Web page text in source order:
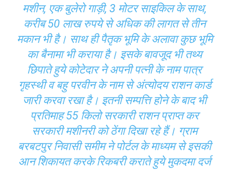
मशीन, एक बुलेरो गाड़ी, 3 मोटर साइकिल के साथ,
करीब 50 लाख रुपये से अधिक की लागत से तीन
मकान भी है। साथ ही पैतृक भूमि के अलावा कुछ भूमि
का बैनामा भी कराया है। इसके बावजूद भी तथ्य
छिपाते हुये कोटेदार ने अपनी पत्नी के नाम पात्र
गृहस्थी व बहु परवीन के नाम से अंत्योदय राशन कार्ड
जारी करवा रखा है। इतनी सम्पत्ति होने के बाद भी
प्रतिमाह 55 किलो सरकारी राशन प्राप्त कर
सरकारी मशीनरी को ठेंगा दिखा रहे हैं। ग्राम
बरबटपुर निवासी समीम ने पोर्टल के माध्यम से इसकी
आन शिकायत करके रिकबरी कराते हुये मुकदमा दर्ज